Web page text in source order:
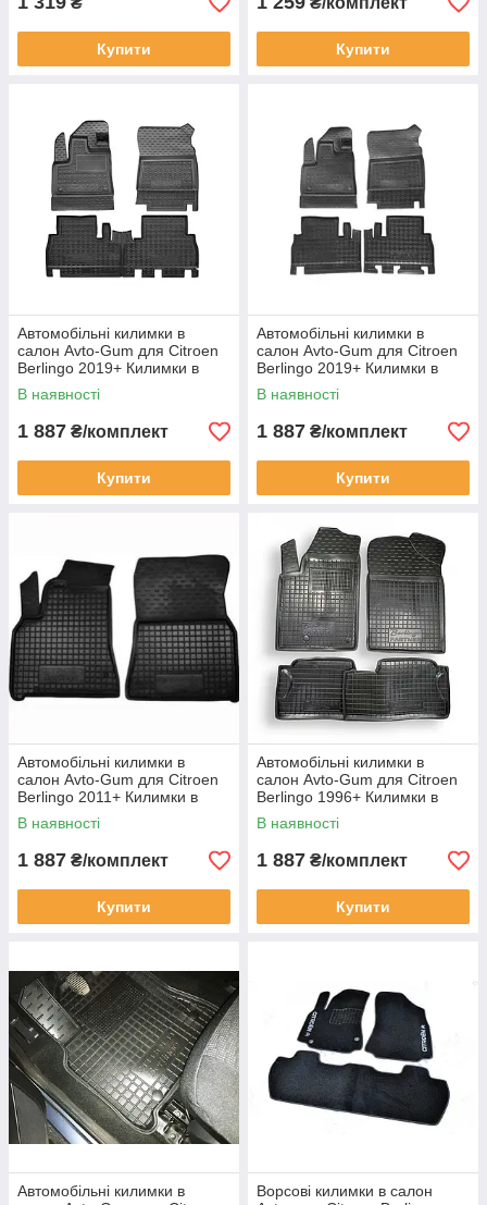
Купити Купити
Автомобільні килимки в
салон Avto-Gum для Citroen
Berlingo 2019+ Килимки в
салон Автогум Сітроен
Берлінго
В наявності
1 887 ₴/комплект
Купити
Автомобільні килимки в
салон Avto-Gum для Citroen
Berlingo 2019+ Килимки в
салон Автогум No2 без
підлокітника
В наявності
1 887 ₴/комплект
Купити
Автомобільні килимки в
салон Avto-Gum для Citroen
Berlingo 2011+ Килимки в
салон Автогум TOP з
підлокітником
В наявності
1 887 ₴/комплект
Купити
Автомобільні килимки в
салон Avto-Gum для Citroen
Berlingo 1996+ Килимки в
салон Автогум Ситроен
Берлінго 4 шт.
В наявності
1 887 ₴/комплект
Купити
Автомобільні килимки в
Ворсові килимки в салон